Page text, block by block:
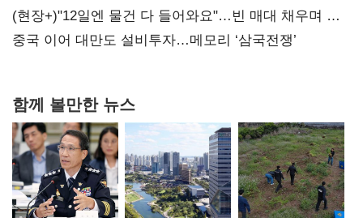
20억 키맞추기
(현장+)"12일엔 물건 다 들어와요"…빈 매대 채우며 문
연 홈플러스
중국 이어 대만도 설비투자…메모리 ‘삼국전쟁’
함께 볼만한 뉴스